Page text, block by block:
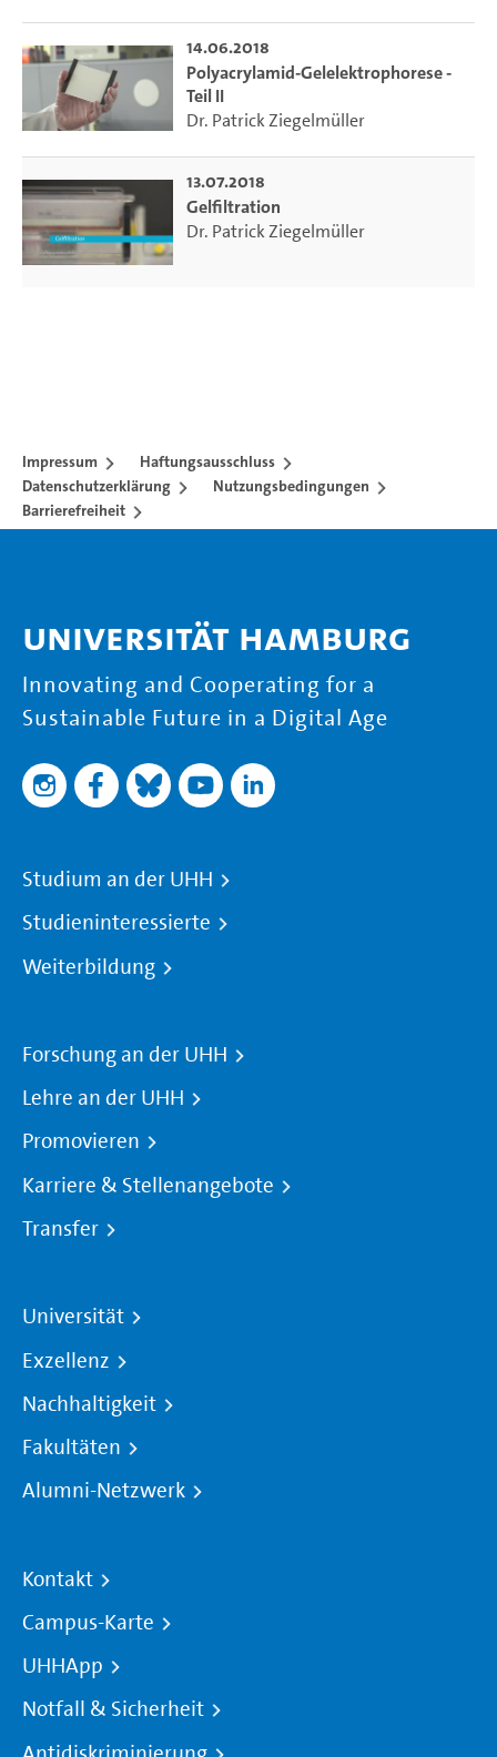
14.06.2018
Polyacrylamid-Gelelektrophorese -
Teil II
Dr. Patrick Ziegelmüller
13.07.2018
Gelfiltration
Dr. Patrick Ziegelmüller
Impressum
Haftungsausschluss
Datenschutzerklärung
Nutzungsbedingungen
Barrierefreiheit
Universität Hamburg
Innovating and Cooperating for a
Sustainable Future in a Digital Age
Studium an der UHH
Studieninteressierte
Weiterbildung
Forschung an der UHH
Lehre an der UHH
Promovieren
Karriere & Stellenangebote
Transfer
Universität
Exzellenz
Nachhaltigkeit
Fakultäten
Alumni-Netzwerk
Kontakt
Campus-Karte
UHHApp
Notfall & Sicherheit